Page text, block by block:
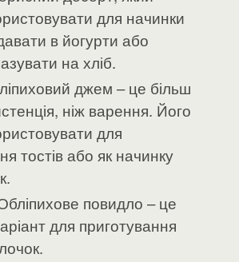
для начинки
в йогурти або
на хліб.
джем – це більш
ніж варення. Його
для
тостів або як начинку
повидло – це
для приготування